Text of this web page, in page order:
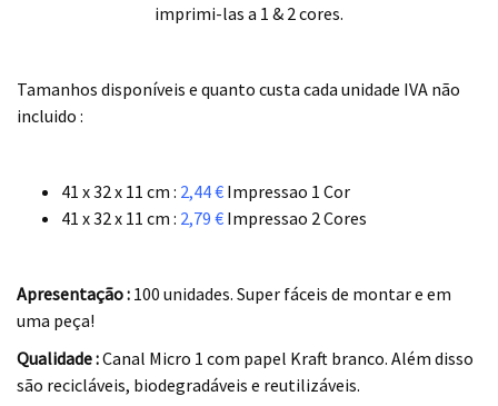
imprimi-las a 1 & 2 cores.
Tamanhos disponíveis e quanto custa cada unidade IVA não
incluido :
41 x 32 x 11 cm : 2,44 € Impressao 1 Cor
41 x 32 x 11 cm : 2,79 € Impressao 2 Cores
Apresentação : 100 unidades. Super fáceis de montar e em
uma peça!
Qualidade :Canal Micro 1 com papel Kraft branco. Além disso
são recicláveis, biodegradáveis e reutilizáveis.